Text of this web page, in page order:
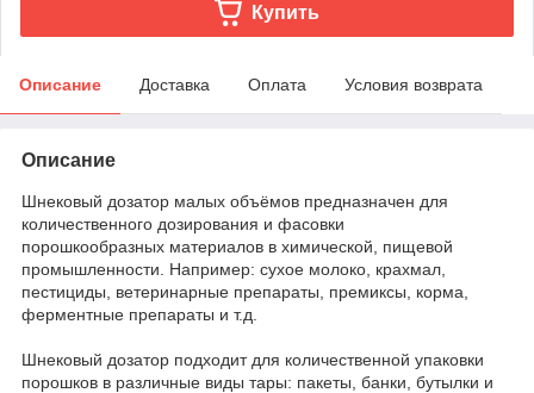
Купить
Описание Доставка Оплата Условия возврата
Описание
Шнековый дозатор малых объёмов предназначен для
количественного дозирования и фасовки
порошкообразных материалов в химической, пищевой
промышленности. Например: сухое молоко, крахмал,
пестициды, ветеринарные препараты, премиксы, корма,
ферментные препараты и т.д.
Шнековый дозатор подходит для количественной упаковки
порошков в различные виды тары: пакеты, банки, бутылки и